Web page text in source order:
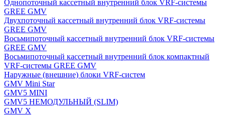
Однопоточный кассетный внутренний блок VRF-системы
GREE GMV
Двухпоточный кассетный внутренний блок VRF-системы
GREE GMV
Восьмипоточный кассетный внутренний блок VRF-системы
GREE GMV
Восьмипоточный кассетный внутренний блок компактный
VRF-системы GREE GMV
Наружные (внешние) блоки VRF-систем
GMV Mini Star
GMV5 MINI
GMV5 НЕМОДУЛЬНЫЙ (SLIM)
GMV X